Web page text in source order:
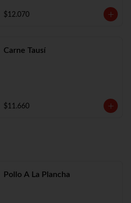
$12.070
Carne Tausí
$11.660
Pollo A La Plancha